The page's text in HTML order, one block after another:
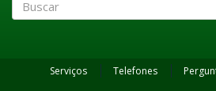
Serviços Telefones